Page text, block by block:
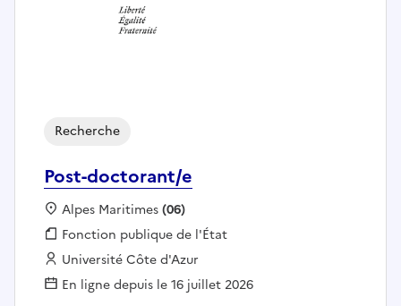
Post-doctorant/e
Recherche
Localisation :
Alpes Maritimes(06)
Fonction publique :
Fonction publique de l'État
Employeur :
Université Côte d'Azur
En ligne depuis le 16 juillet 2026